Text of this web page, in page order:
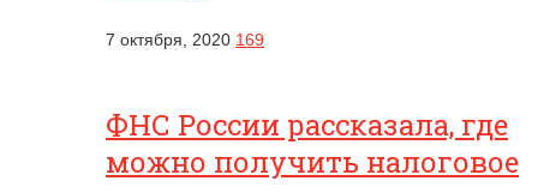
7 октября, 2020 169
ФНС России рассказала, где
можно получить налоговое